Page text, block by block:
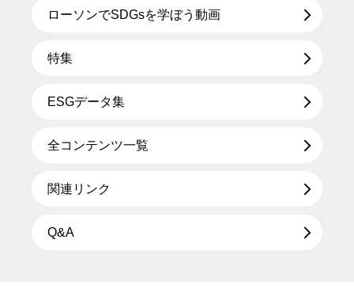
ローソンでSDGsを学ぼう動画
特集
ESGデータ集
全コンテンツ一覧
関連リンク
Q&A